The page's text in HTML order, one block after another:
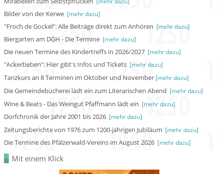
Bilder von der Kerwe [mehr dazu]
"Froch de Gockel": Alle Beiträge direkt zum Anhören [mehr dazu]
Biergarten am DGH - Die Termine [mehr dazu]
Die neuen Termine des Kindertreffs in 2026/2027 [mehr dazu]
"Ackerbeben": Hier gibt's Infos und Tickets [mehr dazu]
Tanzkurs an 8 Terminen im Oktober und November [mehr dazu]
DieGemeindebücherei lädt ein zum Literarischen Abend [mehr dazu]
Wine & Beats - Das Weingut Pfaffmann lädt ein [mehr dazu]
Dorfchronik der Jahre 2001 bis 2026 [mehr dazu]
Zeitungsberichte von 1976 zum 1200-jährigen Jubiläum [mehr dazu]
Die Termine des Pfälzerwald-Vereins im August 2026 [mehr dazu]
Mit einem Klick